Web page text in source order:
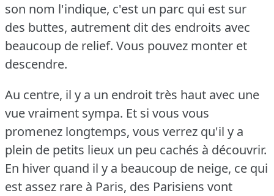
son nom l'indique, c'est un parc qui est sur
des buttes, autrement dit des endroits avec
beaucoup de relief. Vous pouvez monter et
descendre.
Au centre, il y a un endroit très haut avec une
vue vraiment sympa. Et si vous vous
promenez longtemps, vous verrez qu'il y a
plein de petits lieux un peu cachés à découvrir.
En hiver quand il y a beaucoup de neige, ce qui
est assez rare à Paris, des Parisiens vont